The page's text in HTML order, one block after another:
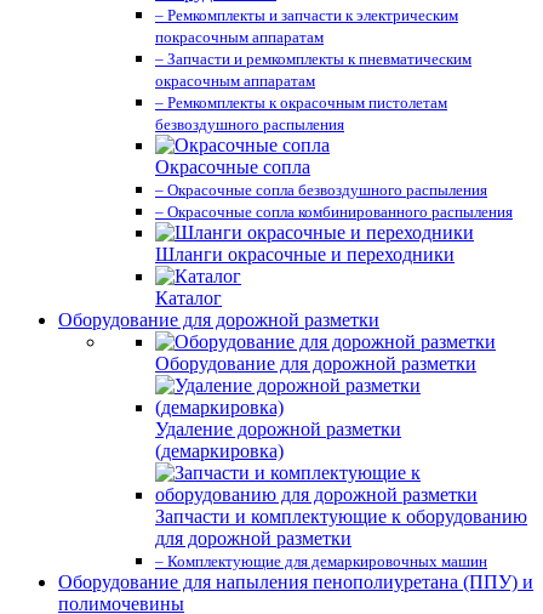
– Ремкомплекты и запчасти к электрическим
покрасочным аппаратам
– Запчасти и ремкомплекты к пневматическим
окрасочным аппаратам
– Ремкомплекты к окрасочным пистолетам
безвоздушного распыления
Окрасочные сопла
– Окрасочные сопла безвоздушного распыления
– Окрасочные сопла комбинированного распыления
Шланги окрасочные и переходники
Каталог
Оборудование для дорожной разметки
Оборудование для дорожной разметки
Удаление дорожной разметки
(демаркировка)
Запчасти и комплектующие к оборудованию
для дорожной разметки
– Комплектующие для демаркировочных машин
Оборудование для напыления пенополиуретана (ППУ) и
полимочевины